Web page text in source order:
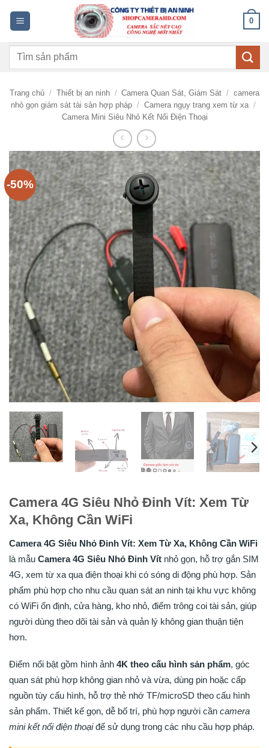
dung
0
Tìm
Trang chủ / Thiết bị an ninh / Camera Quan Sát, Giám Sát / camera
nhỏ gọn giám sát tài sản hợp pháp / Camera ngụy trang xem từ xa /
Camera Mini Siêu Nhỏ Kết Nối Điện Thoại
-50%
Camera 4G Siêu Nhỏ Đinh Vít: Xem Từ
Xa, Không Cần WiFi
Camera 4G Siêu Nhỏ Đinh Vít: Xem Từ Xa, Không Cần WiFi
là mẫu Camera 4G Siêu Nhỏ Đinh Vít nhỏ gọn, hỗ trợ gắn SIM
4G, xem từ xa qua điện thoại khi có sóng di động phù hợp. Sản
phẩm phù hợp cho nhu cầu quan sát an ninh tại khu vực không
có WiFi ổn định, cửa hàng, kho nhỏ, điểm trông coi tài sản, giúp
người dùng theo dõi tài sản và quản lý không gian thuận tiện
hơn.
Điểm nổi bật gồm hình ảnh 4K theo cấu hình sản phẩm, góc
quan sát phù hợp không gian nhỏ và vừa, dùng pin hoặc cấp
nguồn tùy cấu hình, hỗ trợ thẻ nhớ TF/microSD theo cấu hình
sản phẩm. Thiết kế gọn, dễ bố trí, phù hợp người cần camera
mini kết nối điện thoạiđể sử dụng trong các nhu cầu hợp pháp.